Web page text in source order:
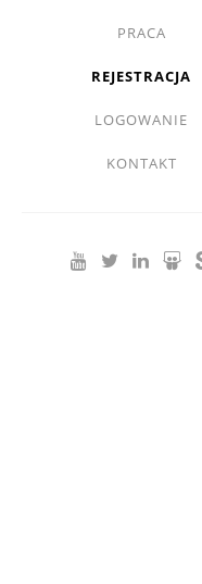
PRACA
REJESTRACJA
LOGOWANIE
KONTAKT